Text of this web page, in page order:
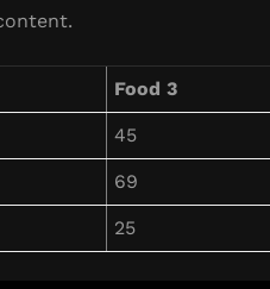
Food 3
45
69
25